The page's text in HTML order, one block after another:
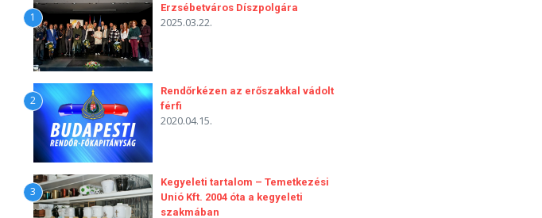
1
Erzsébetváros Díszpolgára
2025.03.22.
2
Rendőrkézen az erőszakkal vádolt
férfi
2020.04.15.
3
Kegyeleti tartalom – Temetkezési
Unió Kft. 2004 óta a kegyeleti
szakmában